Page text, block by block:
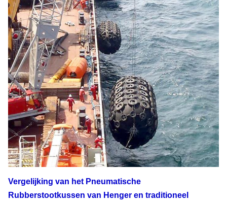
Vergelijking van het Pneumatische
Rubberstootkussen van Henger en traditioneel